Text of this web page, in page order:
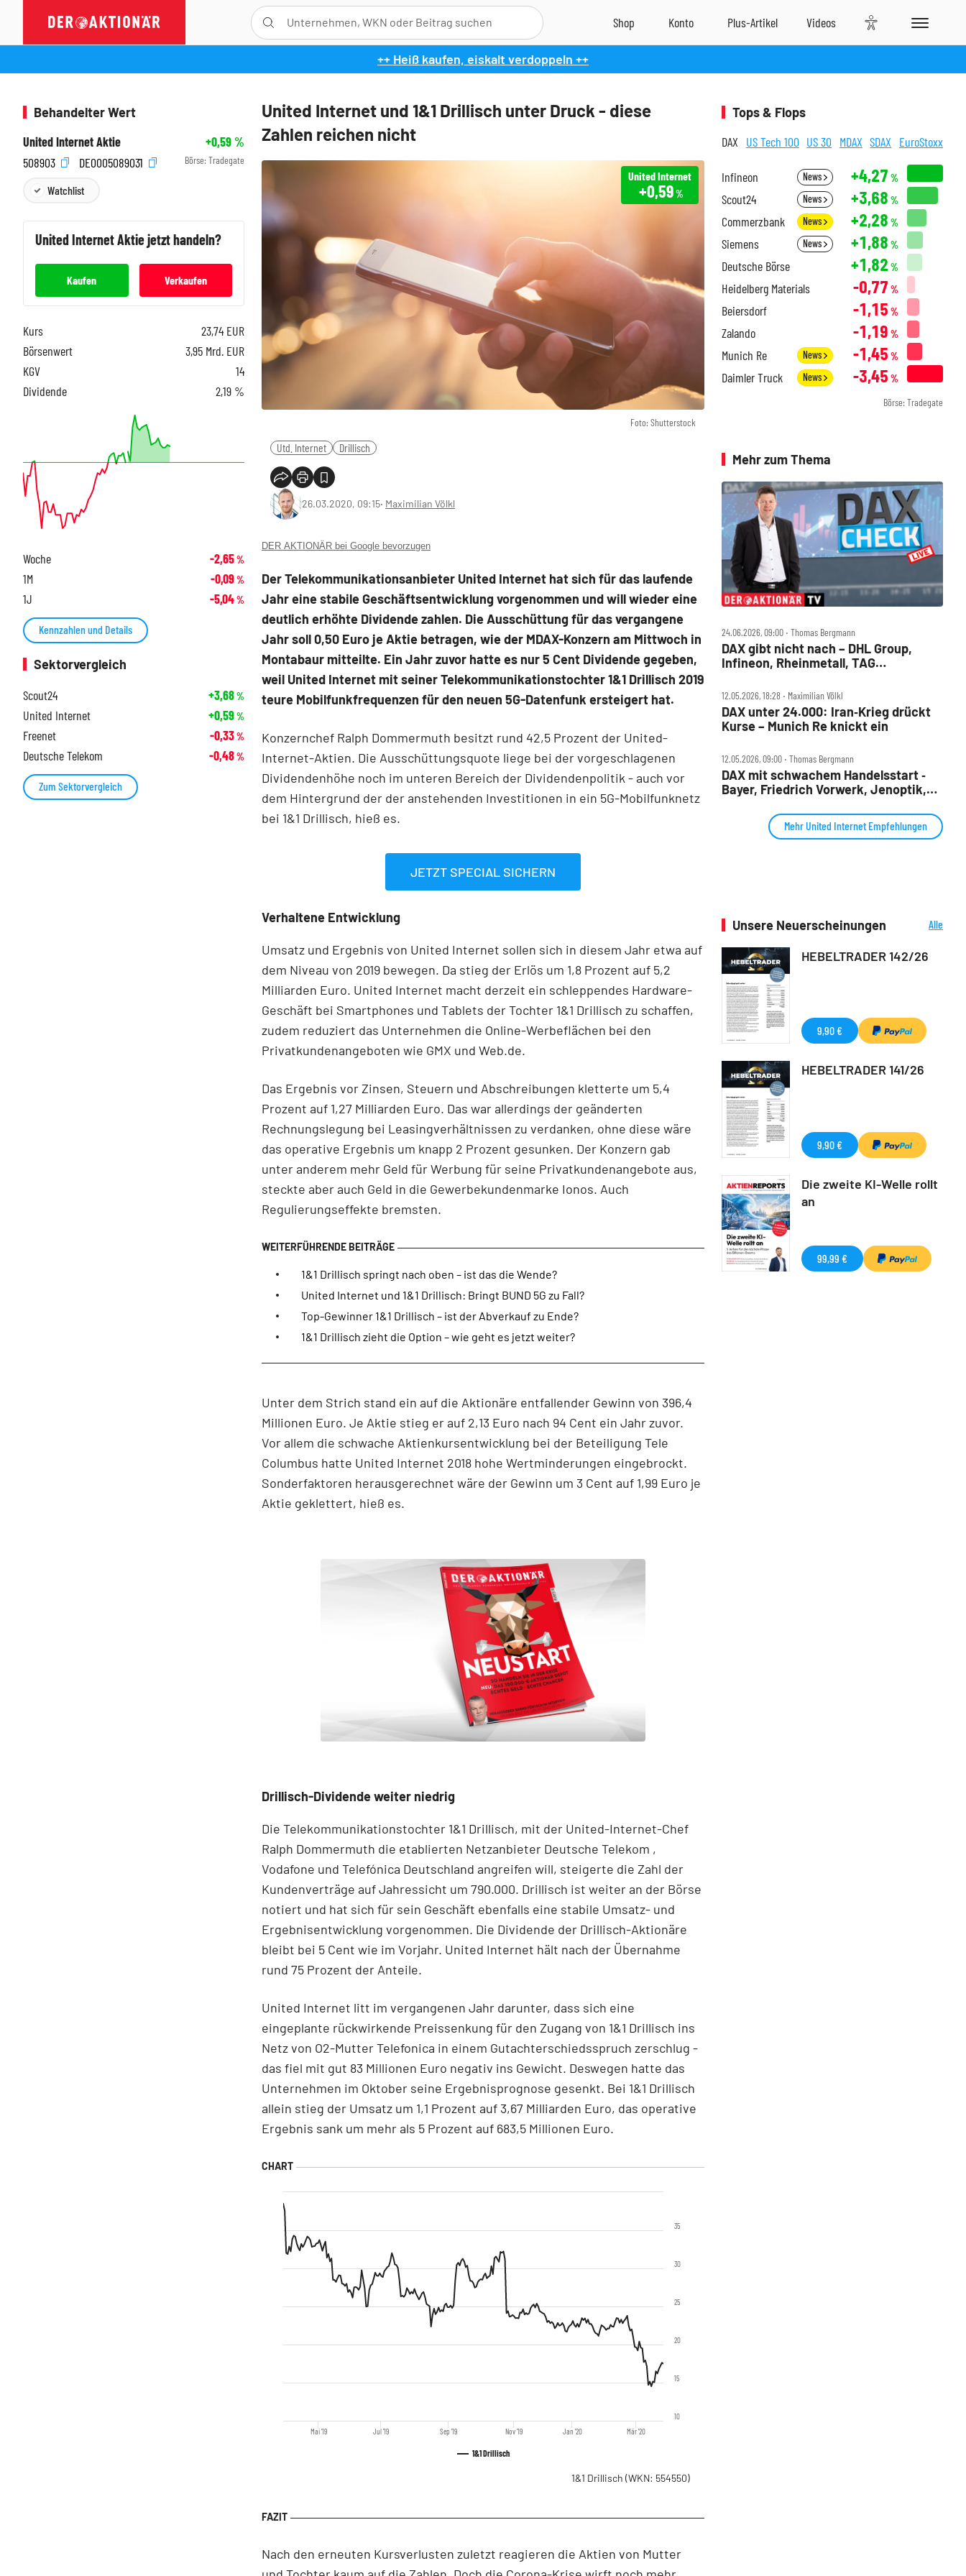
++ Heiß kaufen, eiskalt verdoppeln ++
United Internet und 1&1 Drillisch unter Druck - diese
Zahlen reichen nicht
Foto: Shutterstock
United Internet
+0,59%
Utd. Internet Drillisch
26.03.2020, 09:15‧ Maximilian Völkl
DER AKTIONÄR bei Google bevorzugen
Der Telekommunikationsanbieter United Internet hat sich für das laufende
Jahr eine stabile Geschäftsentwicklung vorgenommen und will wieder eine
deutlich erhöhte Dividende zahlen. Die Ausschüttung für das vergangene
Jahr soll 0,50 Euro je Aktie betragen, wie der MDAX-Konzern am Mittwoch in
Montabaur mitteilte. Ein Jahr zuvor hatte es nur 5 Cent Dividende gegeben,
weil United Internet mit seiner Telekommunikationstochter 1&1 Drillisch 2019
teure Mobilfunkfrequenzen für den neuen 5G-Datenfunk ersteigert hat.
Konzernchef Ralph Dommermuth besitzt rund 42,5 Prozent der United-
Internet-Aktien. Die Ausschüttungsquote liege bei der vorgeschlagenen
Dividendenhöhe noch im unteren Bereich der Dividendenpolitik - auch vor
dem Hintergrund der der anstehenden Investitionen in ein 5G-Mobilfunknetz
bei 1&1 Drillisch, hieß es.
JETZT SPECIAL SICHERN
Verhaltene Entwicklung
Umsatz und Ergebnis von United Internet sollen sich in diesem Jahr etwa auf
dem Niveau von 2019 bewegen. Da stieg der Erlös um 1,8 Prozent auf 5,2
Milliarden Euro. United Internet macht derzeit ein schleppendes Hardware-
Geschäft bei Smartphones und Tablets der Tochter 1&1 Drillisch zu schaffen,
zudem reduziert das Unternehmen die Online-Werbeflächen bei den
Privatkundenangeboten wie GMX und Web.de.
Das Ergebnis vor Zinsen, Steuern und Abschreibungen kletterte um 5,4
Prozent auf 1,27 Milliarden Euro. Das war allerdings der geänderten
Rechnungslegung bei Leasingverhältnissen zu verdanken, ohne diese wäre
das operative Ergebnis um knapp 2 Prozent gesunken. Der Konzern gab
unter anderem mehr Geld für Werbung für seine Privatkundenangebote aus,
steckte aber auch Geld in die Gewerbekundenmarke Ionos. Auch
Regulierungseffekte bremsten.
1&1 Drillisch springt nach oben – ist das die Wende?
United Internet und 1&1 Drillisch: Bringt BUND 5G zu Fall?
Top-Gewinner 1&1 Drillisch – ist der Abverkauf zu Ende?
1&1 Drillisch zieht die Option – wie geht es jetzt weiter?
Unter dem Strich stand ein auf die Aktionäre entfallender Gewinn von 396,4
Millionen Euro. Je Aktie stieg er auf 2,13 Euro nach 94 Cent ein Jahr zuvor.
Vor allem die schwache Aktienkursentwicklung bei der Beteiligung Tele
Columbus hatte United Internet 2018 hohe Wertminderungen eingebrockt.
Sonderfaktoren herausgerechnet wäre der Gewinn um 3 Cent auf 1,99 Euro je
Aktie geklettert, hieß es.
Drillisch-Dividende weiter niedrig
Die Telekommunikationstochter 1&1 Drillisch, mit der United-Internet-Chef
Ralph Dommermuth die etablierten Netzanbieter Deutsche Telekom ,
Vodafone und Telefónica Deutschland angreifen will, steigerte die Zahl der
Kundenverträge auf Jahressicht um 790.000. Drillisch ist weiter an der Börse
notiert und hat sich für sein Geschäft ebenfalls eine stabile Umsatz- und
Ergebnisentwicklung vorgenommen. Die Dividende der Drillisch-Aktionäre
bleibt bei 5 Cent wie im Vorjahr. United Internet hält nach der Übernahme
rund 75 Prozent der Anteile.
United Internet litt im vergangenen Jahr darunter, dass sich eine
eingeplante rückwirkende Preissenkung für den Zugang von 1&1 Drillisch ins
Netz von O2-Mutter Telefonica in einem Gutachterschiedsspruch zerschlug -
das fiel mit gut 83 Millionen Euro negativ ins Gewicht. Deswegen hatte das
Unternehmen im Oktober seine Ergebnisprognose gesenkt. Bei 1&1 Drillisch
allein stieg der Umsatz um 1,1 Prozent auf 3,67 Milliarden Euro, das operative
Ergebnis sank um mehr als 5 Prozent auf 683,5 Millionen Euro.
1&1 Drillisch
Mai '19 Jul '19 Sep '19 Nov '19 Jan '20 Mär '20
10
15
20
25
30
35
1&1 Drillisch (WKN: 554550)
Nach den erneuten Kursverlusten zuletzt reagieren die Aktien von Mutter
Behandelter Wert
United Internet Aktie
+0,59%
508903
DE0005089031 Börse: Tradegate
Watchlist
United InternetAktie jetzt handeln?
Kaufen Verkaufen
Kurs 23,74 EUR
Börsenwert
3,95 Mrd. EUR
KGV
14
Dividende
2,19 %
Woche -2,65%
1M -0,09%
1J -5,04%
Kennzahlen und Details
Sektorvergleich
Scout24
+3,68%
United Internet +0,59%
Freenet -0,33%
Deutsche Telekom -0,48%
Zum Sektorvergleich
Tops & Flops
DAX US Tech 100 US 30 MDAX SDAX EuroStoxx
Infineon News +4,27 %
Scout24 News +3,68 %
Commerzbank News +2,28 %
Siemens News +1,88 %
Deutsche Börse +1,82 %
Heidelberg Materials -0,77 %
Beiersdorf -1,15 %
Zalando -1,19 %
Munich Re News -1,45 %
Daimler Truck News -3,45 %
Börse: Tradegate
Mehr zum Thema
24.06.2026, 09:00 ‧ Thomas Bergmann
DAX gibt nicht nach – DHL Group,
Infineon, Rheinmetall, TAG
im Check
12.05.2026, 18:28 ‧ Maximilian Völkl
DAX unter 24.000: Iran‑Krieg drückt
Kurse – Munich Re knickt ein
12.05.2026, 09:00 ‧ Thomas Bergmann
DAX mit schwachem Handelsstart ‑
Bayer, Friedrich Vorwerk, Jenoptik,
Energy, TAG Immobilien und United
Internet im CheckMehr United Internet Empfehlungen
Unsere Neuerscheinungen
Alle
HEBELTRADER 142/26
9,90 €
HEBELTRADER 141/26
9,90 €
Die zweite KI-Welle rollt
an
99,99 €